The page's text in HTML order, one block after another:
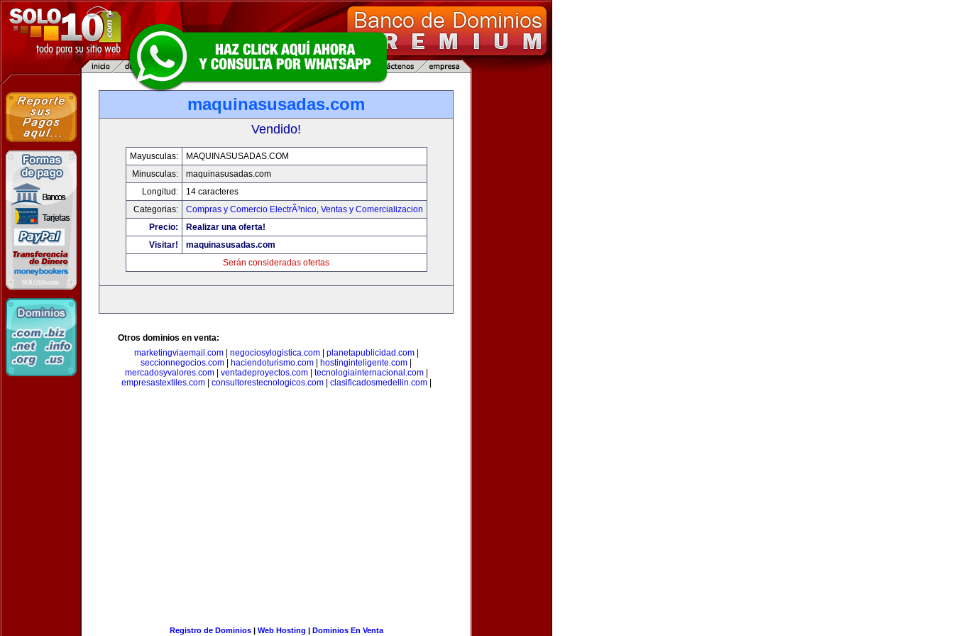
maquinasusadas.com
Vendido!
Mayusculas:
MAQUINASUSADAS.COM
Minusculas:
maquinasusadas.com
Longitud:
14 caracteres
Categorias:
Compras y Comercio ElectrÃ³nico, Ventas y Comercializacion
Precio:
Realizar una oferta!
Visitar!
maquinasusadas.com
Serán consideradas ofertas
Otros dominios en venta:
marketingviaemail.com| negociosylogistica.com| planetapublicidad.com|
seccionnegocios.com
haciendoturismo.com hostinginteligente.com
mercadosyvalores.com| ventadeproyectos.com| tecnologiainternacional.com|
empresastextiles.com| consultorestecnologicos.com| clasificadosmedellin.com|
Registro de Dominios| Web Hosting | Dominios En Venta